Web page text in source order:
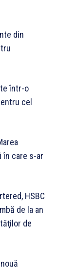
din
într-o
cel
în care s-ar
HSBC
de la an
de